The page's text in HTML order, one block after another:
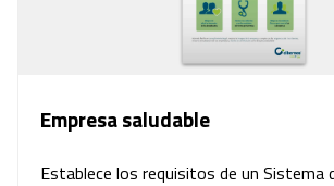
Empresa saludable
Establece los requisitos de un Sistema